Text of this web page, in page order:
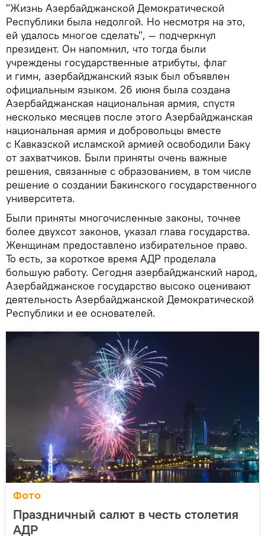
"Жизнь Азербайджанской Демократической
Республики была недолгой. Но несмотря на это,
ей удалось многое сделать", — подчеркнул
президент. Он напомнил, что тогда были
учреждены государственные атрибуты, флаг
и гимн, азербайджанский язык был объявлен
официальным языком. 26 июня была создана
Азербайджанская национальная армия, спустя
несколько месяцев после этого Азербайджанская
национальная армия и добровольцы вместе
с Кавказской исламской армией освободили Баку
от захватчиков. Были приняты очень важные
решения, связанные с образованием, в том числе
решение о создании Бакинского государственного
университета.
Были приняты многочисленные законы, точнее
более двухсот законов, указал глава государства.
Женщинам предоставлено избирательное право.
То есть, за короткое время АДР проделала
большую работу. Сегодня азербайджанский народ,
Азербайджанское государство высоко оценивают
деятельность Азербайджанской Демократической
Республики и ее основателей.
Фото
Праздничный салют в честь столетия
АДР